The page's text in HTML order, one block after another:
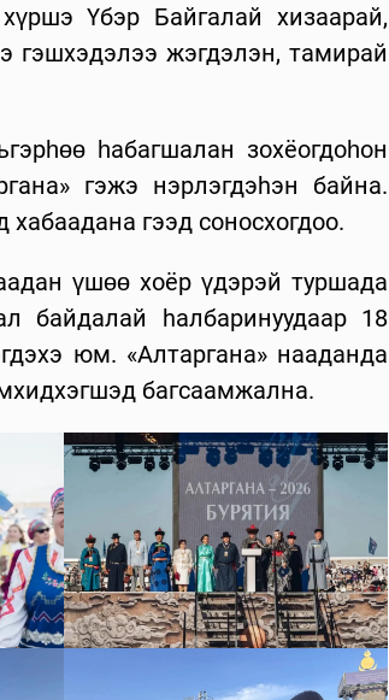
Үбэр Байгалай хизаарай,
гэшхэдэлээ жэгдэлэн, тамирай
һабагшалан зохёогдоһон
гэжэ нэрлэгдэhэн байна.
гээд соносхогдоо.
үшөө хоёр үдэрэй туршада
байдалай hалбаринуудаар 18
юм. «Алтаргана» нааданда
багсаамжална.